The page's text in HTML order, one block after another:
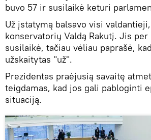
buvo 57 ir susilaikė keturi
Už įstatymą balsavo visi
konservatorių Valdą Rakutį. Jis per
susilaikė, tačiau vėliau paprašė,
užskaitytas "už".
Prezidentas praėjusią savaitę
teigdamas, kad jos gali pabloginti
situaciją.